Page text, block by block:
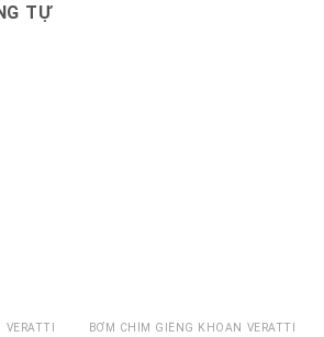
TỰ
BƠM CHÌM GIẾNG KHOAN VERATTI